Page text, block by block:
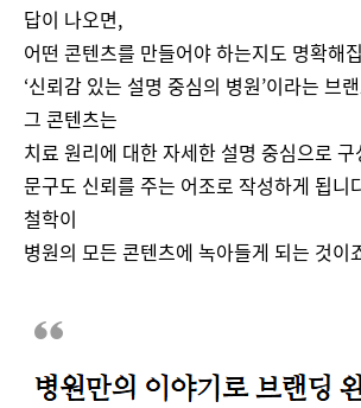
답이 나오면,
어떤 콘텐츠를 만들어야 하는지도 명확해
‘신뢰감 있는 설명 중심의 병원’이라는 브
그 콘텐츠는
치료 원리에 대한 자세한 설명 중심으로
문구도 신뢰를 주는 어조로 작성하게 됩니
철학이
병원의 모든 콘텐츠에 녹아들게 되는 것이